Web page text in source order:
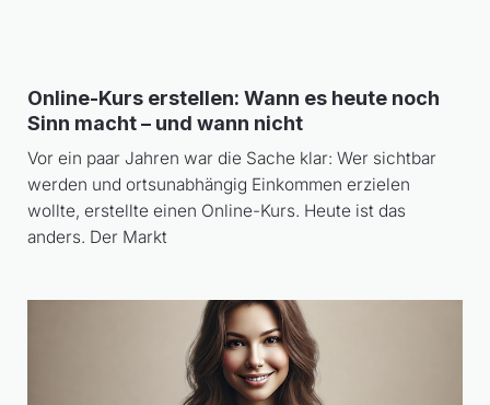
Online-Kurs erstellen: Wann es heute noch
Sinn macht – und wann nicht
Vor ein paar Jahren war die Sache klar: Wer sichtbar
werden und ortsunabhängig Einkommen erzielen
wollte, erstellte einen Online-Kurs. Heute ist das
anders. Der Markt